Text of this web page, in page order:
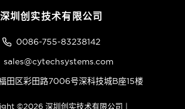
深圳创实技术有限公司
0086-755-83238142
sales@cytechsystems.com
田区彩田路7006号深科技城B座15楼
©2026 深圳创实技术有限公司 |